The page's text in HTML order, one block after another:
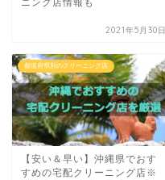
ニング店情報も
2021年5月30日
都道府県別のクリーニング店
【安い＆早い】沖縄県でおす
すめの宅配クリーニング店※